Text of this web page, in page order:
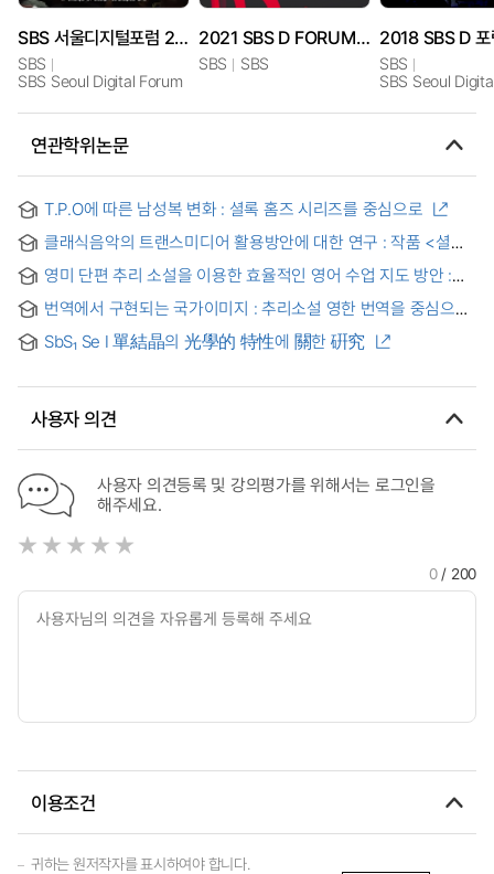
SBS 서울디지털포럼 2013
SBS
SBS Seoul Digital Forum
2021 SBS D FORUM 5천만의 소리 지휘자를 찾습니다
SBS SBS
SBS
SBS Seoul
연관학위논문
T.P.O에 따른 남성복 변화 : 셜록 홈즈 시리즈를 중심으로
클래식음악의 트랜스미디어 활용방안에 대한 연구 : 작품 <셜록
on the Utilization Plan of Transmedia in Classical Music:
Focusing on the Work <Sherlock Holmes> and Mozart’s
Opera <The Marriage of Figaro>
영미 단편 추리 소설을 이용한 효율적인 영어 수업 지도 방안 :
edition)를 사용하여 = A Case Study of Teaching English
Using Detective Stories
번역에서 구현되는 국가이미지 : 추리소설 영한 번역을 중심으로
SbS₁ Se I 單結晶의 光學的 特性에 關한 硏究
사용자 의견
사용자 의견등록 및 강의평가를 위해서는 로그인을
해주세요.
0/ 200
이용조건
귀하는 원저작자를 표시하여야 합니다.